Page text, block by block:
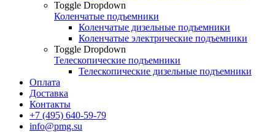
Toggle Dropdown
Коленчатые подъемники
Коленчатые дизельные подъемники
Коленчатые электрические подъемники
Toggle Dropdown
Телескопические подъемники
Телескопические дизельные подъемники
Оплата
Доставка
Контакты
+7 (495) 640-59-79
info@pmg.su